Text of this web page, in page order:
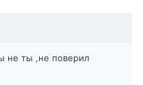
не ты ,не поверил